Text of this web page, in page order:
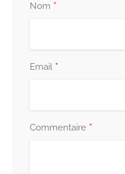
Nom *
Email *
Commentaire *